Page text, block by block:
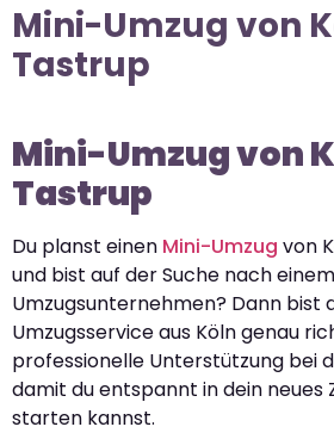
Mini-Umzug von
Tastrup
Mini-Umzug von
Tastrup
Du planst einen Mini-Umzug von
und bist auf der Suche nach
Umzugsunternehmen? Dann bist
Umzugsservice aus Köln genau
professionelle Unterstützung bei
damit du entspannt in dein neues
starten kannst.